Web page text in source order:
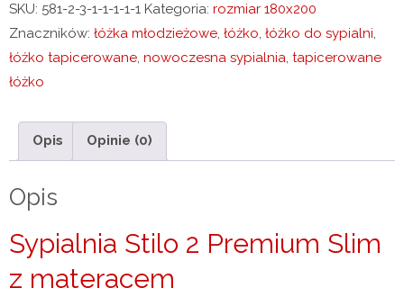
180x200
SKU: 581-2-3-1-1-1-1-1 Kategoria: rozmiar 180x200
Znaczników: łóżka młodzieżowe, łóżko, łóżko do sypialni,
łóżko tapicerowane, nowoczesna sypialnia, tapicerowane
łóżko
Opis Opinie (0)
Opis
Sypialnia Stilo 2 Premium Slim
z materacem